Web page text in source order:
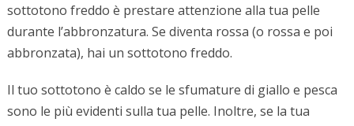
sottotono freddo è prestare attenzione alla tua pelle
durante l’abbronzatura. Se diventa rossa (o rossa e poi
abbronzata), hai un sottotono freddo.
Il tuo sottotono è caldo se le sfumature di giallo e pesca
sono le più evidenti sulla tua pelle. Inoltre, se la tua